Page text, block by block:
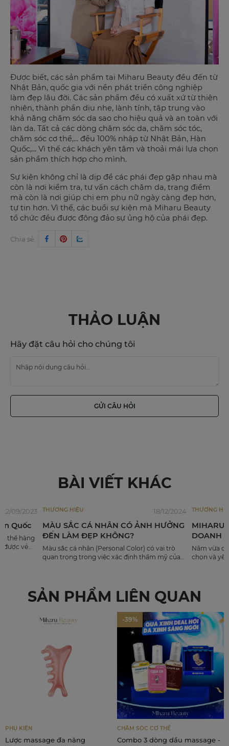
Được biết, các sản phẩm tại Miharu Beauty đều đến từ
Nhật Bản, quốc gia với nền phát triển công nghiệp
làm đẹp lâu đời. Các sản phẩm đều có xuất xứ từ thiên
nhiên, thành phần dịu nhẹ, lành tính, tập trung vào
khả năng chăm sóc da sao cho hiệu quả và an toàn với
làn da. Tất cả các dòng chăm sóc da, chăm sóc tóc,
chăm sóc cơ thể,... đều 100% nhập từ Nhật Bản, Hàn
Quốc,... Vì thế các khách yên tâm và thoải mái lựa chọn
sản phẩm thích hợp cho mình.
Sự kiện không chỉ là dịp để các phái đẹp gặp nhau mà
còn là nơi kiểm tra, tư vấn cách chăm da, trang điểm
mà còn là nơi giúp chị em phụ nữ ngày càng đẹp hơn,
tự tin hơn. Vì thế, các buổi sự kiện mà Miharu Beauty
tổ chức đều được đông đảo sự ủng hộ của phái đẹp.
Chia sẻ
THẢO LUẬN
Hãy đặt câu hỏi cho chúng tôi
GỬI CÂU HỎI
BÀI VIẾT KHÁC
22/09/2023
Quốc
thể hàng
được vẻ
thương
của phái
THƯƠNG HIỆU 18/12/2024
MÀU SẮC CÁ NHÂN CÓ ẢNH HƯỞNG
ĐẾN LÀM ĐẸP KHÔNG?
Màu sắc cá nhân (Personal Color) có vai trò
quan trọng trong việc xác định thẩm mỹ của
THƯƠNG
MIHARU
DOANH
Năm vừa
chọn và
SẢN PHẨM LIÊN QUAN
PHỤ KIỆN
Lược massage đa năng
-39%
CHĂM SÓC CƠ THỂ
Combo 3 dòng dầu massage -